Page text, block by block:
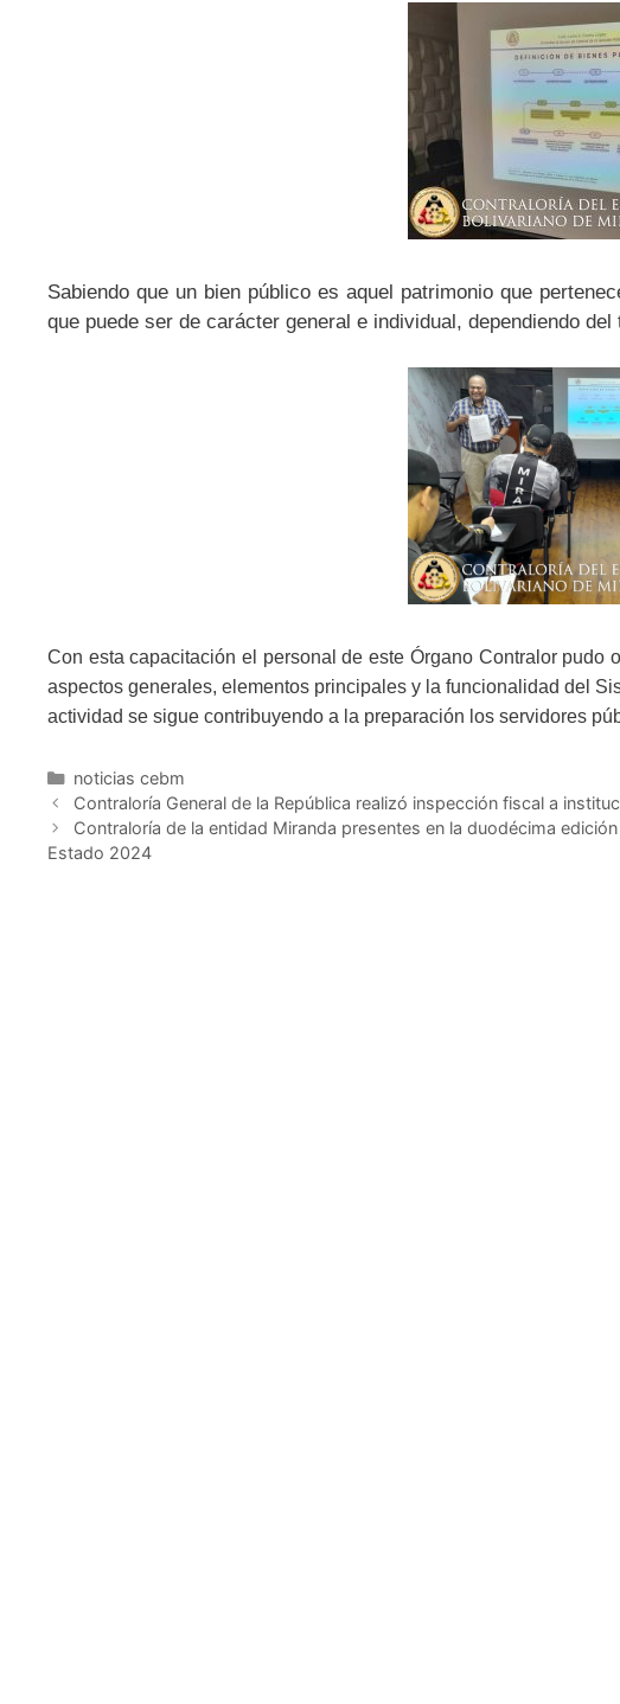
Sabiendo que un bien público es aquel patrimonio que
que puede ser de carácter general e individual, dependiendo del
Con esta capacitación el personal de este Órgano Contralor pudo
aspectos generales, elementos principales y la funcionalidad del
actividad se sigue contribuyendo a la preparación los servidores
noticias cebm
Contraloría General de la República realizó inspección fiscal a
Contraloría de la entidad Miranda presentes en la duodécima
Estado 2024